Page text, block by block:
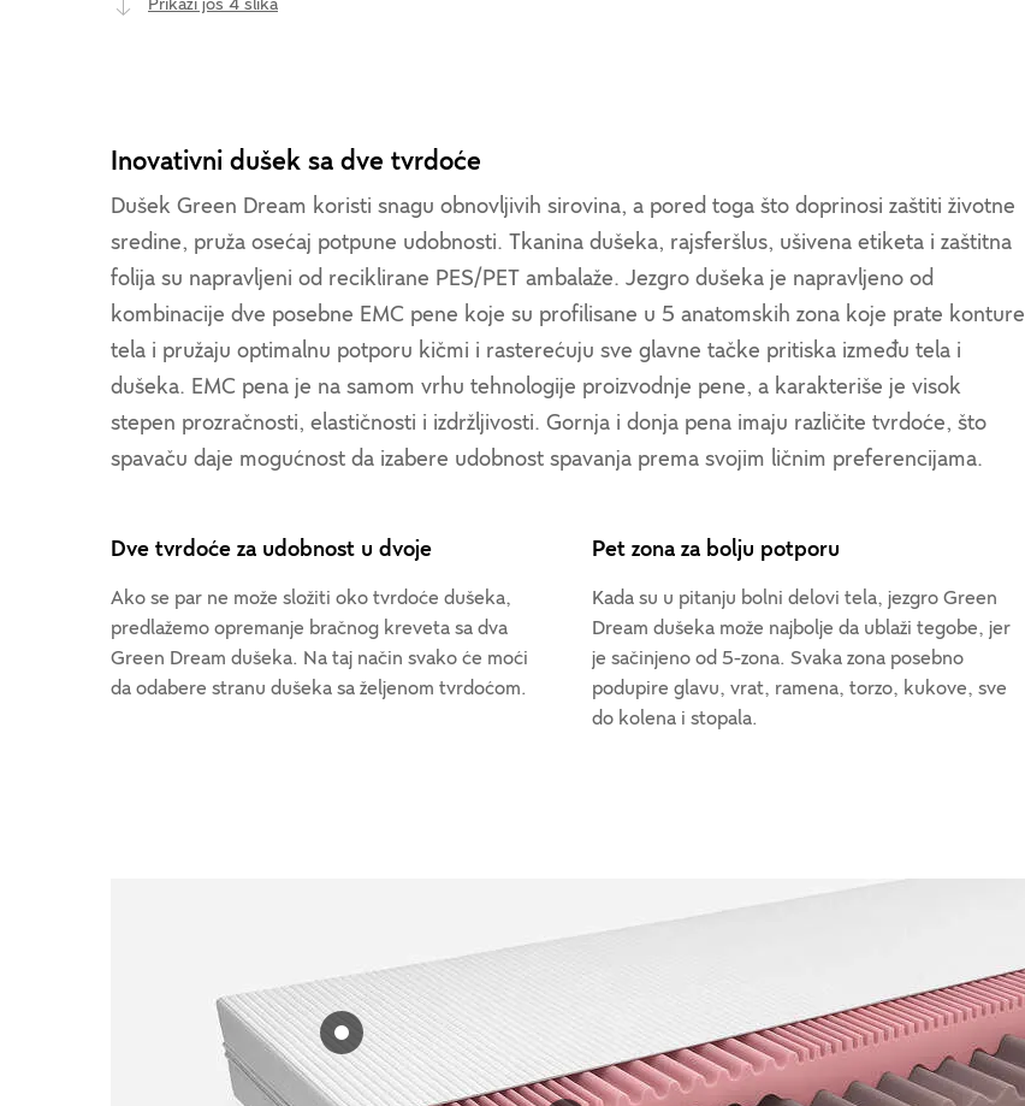
Prikaži još 4 slika
Inovativni dušek sa dve tvrdoće
Dušek Green Dream koristi snagu obnovljivih sirovina, a pored toga što doprinosi zaštiti životne
sredine, pruža osećaj potpune udobnosti. Tkanina dušeka, rajsferšlus, ušivena etiketa i zaštitna
folija su napravljeni od reciklirane PES/PET ambalaže. Jezgro dušeka je napravljeno od
kombinacije dve posebne EMC pene koje su profilisane u 5 anatomskih zona koje prate konture
tela i pružaju optimalnu potporu kičmi i rasterećuju sve glavne tačke pritiska između tela i
dušeka. EMC pena je na samom vrhu tehnologije proizvodnje pene, a karakteriše je visok
stepen prozračnosti, elastičnosti i izdržljivosti. Gornja i donja pena imaju različite tvrdoće, što
spavaču daje mogućnost da izabere udobnost spavanja prema svojim ličnim preferencijama.
Dve tvrdoće za udobnost u dvoje
Ako se par ne može složiti oko tvrdoće dušeka,
predlažemo opremanje bračnog kreveta sa dva
Green Dream dušeka. Na taj način svako će moći
da odabere stranu dušeka sa željenom tvrdoćom.
Pet zona za bolju potporu
Kada su u pitanju bolni delovi tela, jezgro Green
Dream dušeka može najbolje da ublaži tegobe, jer
je sačinjeno od 5-zona. Svaka zona posebno
podupire glavu, vrat, ramena, torzo, kukove, sve
do kolena i stopala.